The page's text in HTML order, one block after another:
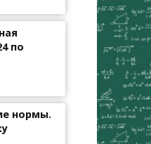
по
нормы.